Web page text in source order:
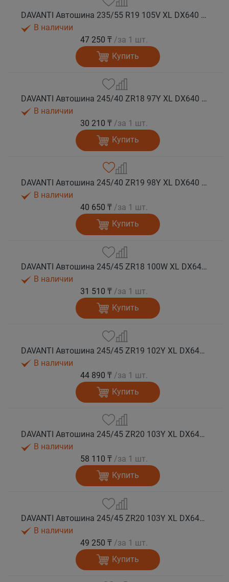
DAVANTI Автошина 235/55 R19 105V XL DX640 RPR лето (Таиланд)
В наличии
47 250 ₸ /за 1 шт.
Купить
DAVANTI Автошина 245/40 ZR18 97Y XL DX640 RPR лето
В наличии
30 210 ₸ /за 1 шт.
Купить
DAVANTI Автошина 245/40 ZR19 98Y XL DX640 RPR лето
В наличии
40 650 ₸ /за 1 шт.
Купить
DAVANTI Автошина 245/45 ZR18 100W XL DX640 RPR лето (Таиланд)
В наличии
31 510 ₸ /за 1 шт.
Купить
DAVANTI Автошина 245/45 ZR19 102Y XL DX640 RPR лето (Таиланд)
В наличии
44 890 ₸ /за 1 шт.
Купить
DAVANTI Автошина 245/45 ZR20 103Y XL DX640 RPR лето (Таиланд)
В наличии
58 110 ₸ /за 1 шт.
Купить
DAVANTI Автошина 245/45 ZR20 103Y XL DX640 RPR лето
В наличии
49 250 ₸ /за 1 шт.
Купить